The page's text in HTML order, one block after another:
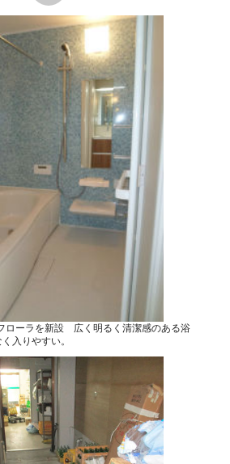
ローラを新設 広く明るく清潔感のある浴
入りやすい。